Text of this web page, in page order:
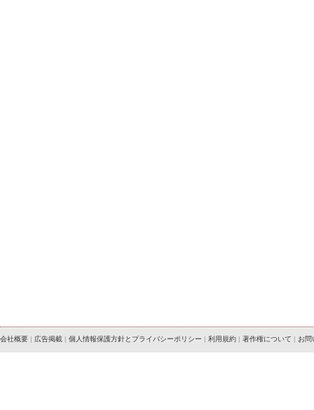
会社概要 | 広告掲載 | 個人情報保護方針とプライバシーポリシー | 利用規約 | 著作権について | お問